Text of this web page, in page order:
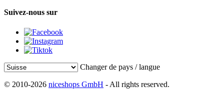
Suivez-nous sur
Changer de pays / langue
© 2010-2026 niceshops GmbH - All rights reserved.